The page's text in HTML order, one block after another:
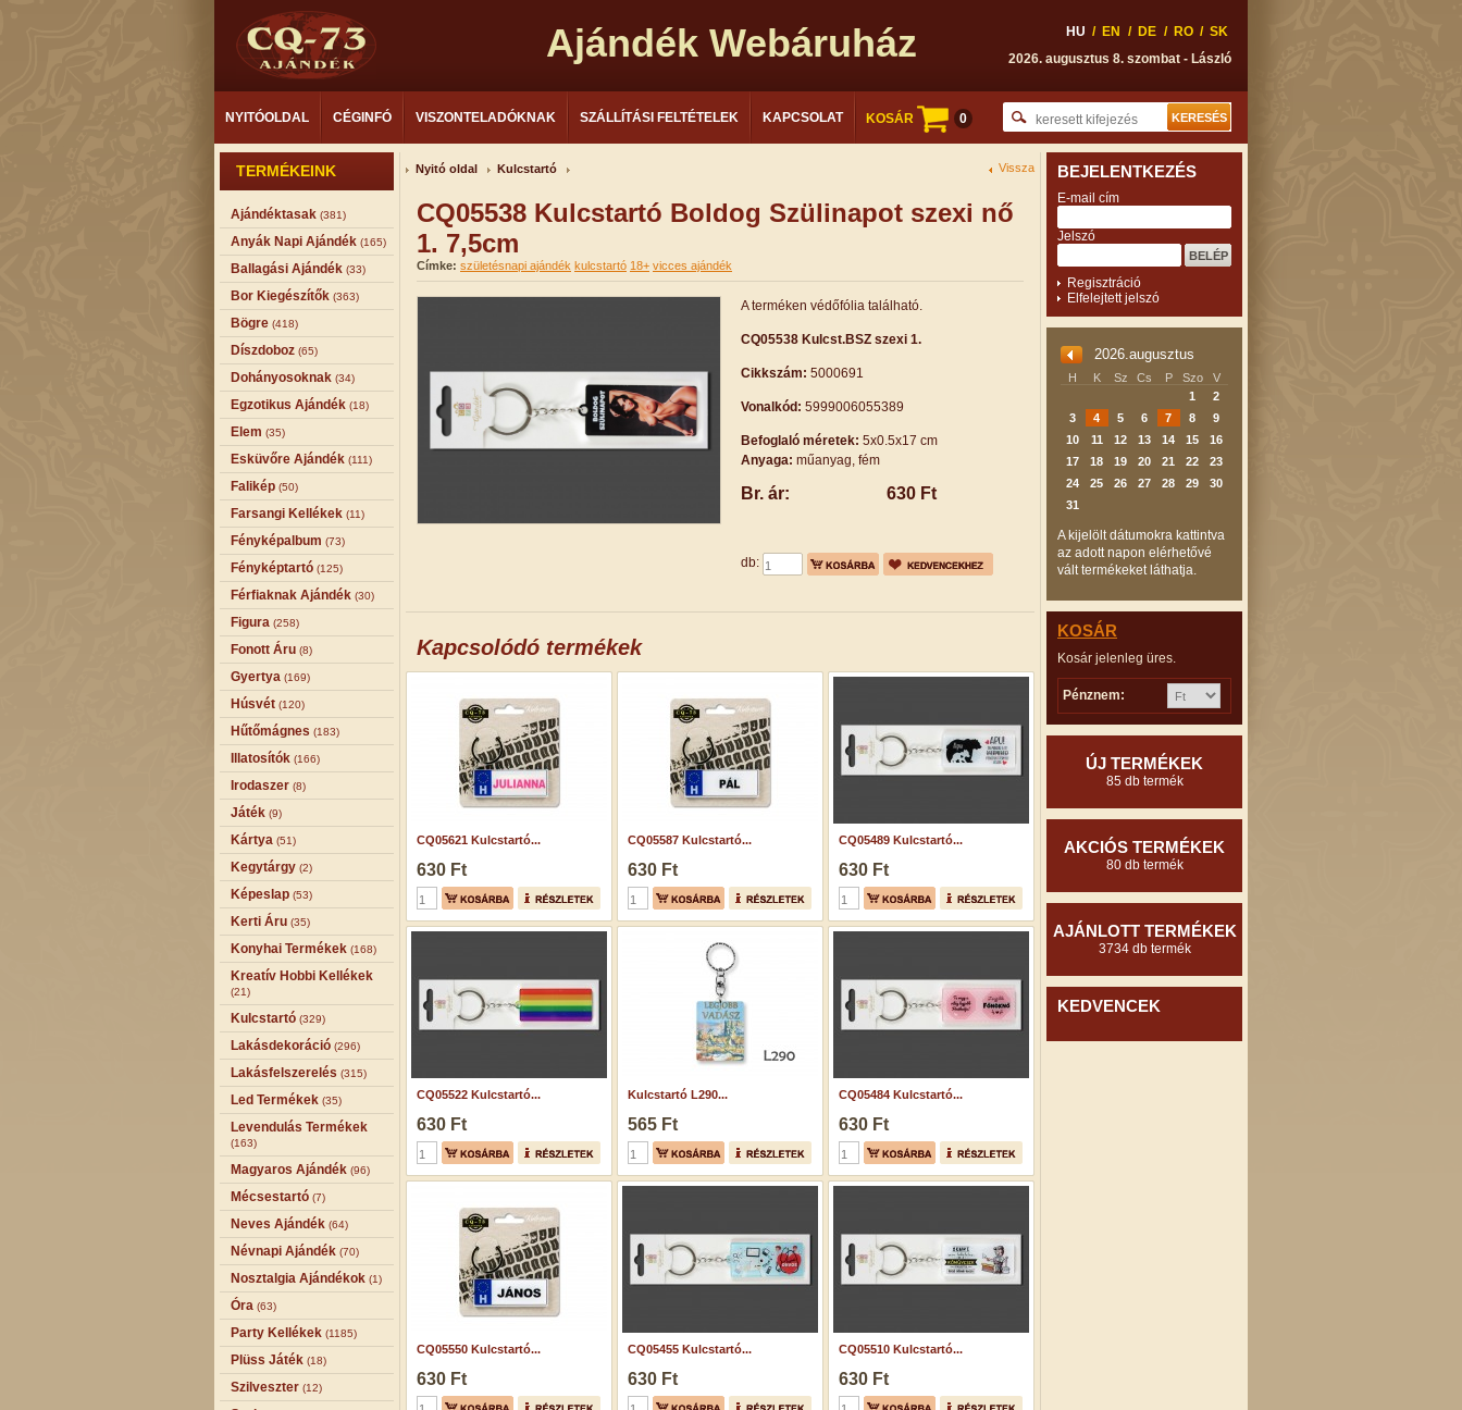
Ajándék Webáruház HU / EN / DE / RO / SK
2026. augusztus 8. szombat - László
NYITÓOLDAL CÉGINFÓ VISZONTELADÓKNAK SZÁLLÍTÁSI FELTÉTELEK KAPCSOLAT KOSÁR 0
TERMÉKEINK
Ajándéktasak (381)
Anyák Napi Ajándék (165)
Ballagási Ajándék (33)
Bor Kiegészítők (363)
Bögre (418)
Díszdoboz (65)
Dohányosoknak (34)
Egzotikus Ajándék (18)
Elem (35)
Esküvőre Ajándék (111)
Falikép (50)
Farsangi Kellékek (11)
Fényképalbum (73)
Fényképtartó (125)
Férfiaknak Ajándék (30)
Figura (258)
Fonott Áru (8)
Gyertya (169)
Húsvét (120)
Hűtőmágnes (183)
Illatosítók (166)
Irodaszer (8)
Játék (9)
Kártya (51)
Kegytárgy (2)
Képeslap (53)
Kerti Áru (35)
Konyhai Termékek (168)
Kreatív Hobbi Kellékek
(21)
Kulcstartó (329)
Lakásdekoráció (296)
Lakásfelszerelés (315)
Led Termékek (35)
Levendulás Termékek
(163)
Magyaros Ajándék (96)
Mécsestartó (7)
Neves Ajándék (64)
Névnapi Ajándék (70)
Nosztalgia Ajándékok (1)
Óra (63)
Party Kellékek (1185)
Plüss Játék (18)
Szilveszter (12)
Nyitó oldal Kulcstartó Vissza
CQ05538 Kulcstartó Boldog Szülinapot szexi nő
1. 7,5cm
Címke: születésnapi ajándék kulcstartó 18+ vicces ajándék
A terméken védőfólia található.
CQ05538 Kulcst.BSZ szexi 1.
Cikkszám: 5000691
Vonalkód: 5999006055389
Befoglaló méretek: 5x0.5x17 cm
Anyaga: műanyag, fém
Br. ár: 630 Ft
db:
Kapcsolódó termékek
CQ05621 Kulcstartó...
630 Ft
CQ05587 Kulcstartó...
630 Ft
CQ05489 Kulcstartó...
630 Ft
CQ05522 Kulcstartó...
630 Ft
Kulcstartó L290...
565 Ft
CQ05484 Kulcstartó...
630 Ft
CQ05550 Kulcstartó...
630 Ft
CQ05455 Kulcstartó...
630 Ft
CQ05510 Kulcstartó...
630 Ft
BEJELENTKEZÉS
E-mail cím
Jelszó
Regisztráció
Elfelejtett jelszó
2026.augusztus
H K Sz Cs P Szo
V
1
2
3
4 5 6 7 8
9
10
11 12 13 14 15
16
17
18 19 20 21 22
23
24
25 26 27 28 29
30
31
A kijelölt dátumokra kattintva
az adott napon elérhetővé
vált termékeket láthatja.
KOSÁR
Kosár jelenleg üres.
Pénznem:
ÚJ TERMÉKEK
85 db termék
AKCIÓS TERMÉKEK
80 db termék
AJÁNLOTT TERMÉKEK
3734 db termék
KEDVENCEK